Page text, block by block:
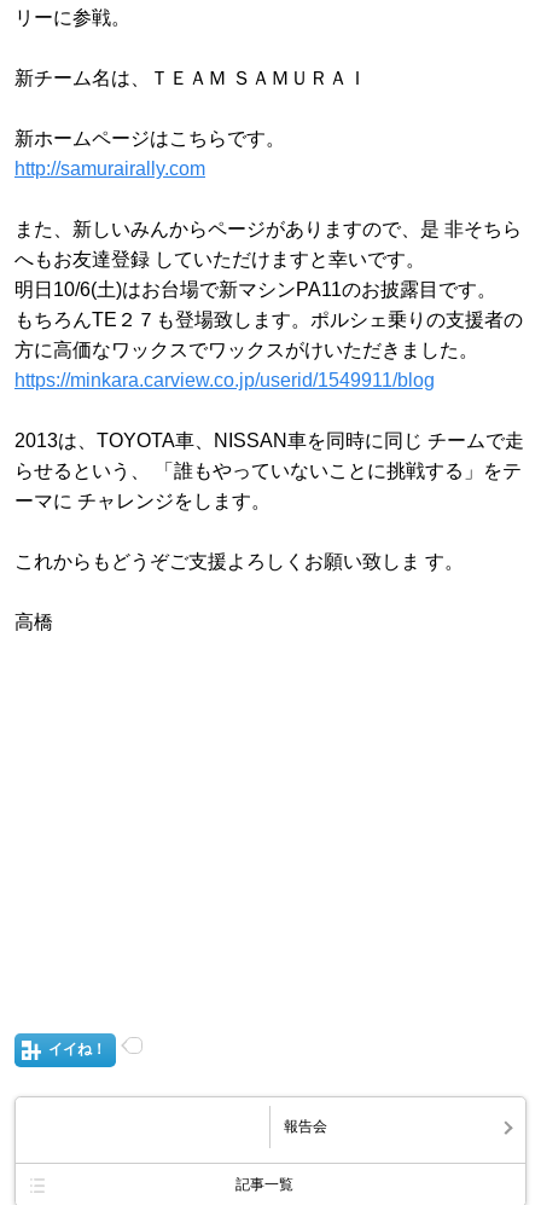
リーに参戦。
新チーム名は、ＴＥＡＭ ＳＡＭＵＲＡＩ
新ホームページはこちらです。
http://samurairally.com
また、新しいみんからページがありますので、是 非そちら
へもお友達登録 していただけますと幸いです。
明日10/6(土)はお台場で新マシンPA11のお披露目です。
もちろんTE２７も登場致します。ポルシェ乗りの支援者の
方に高価なワックスでワックスがけいただきました。
https://minkara.carview.co.jp/userid/1549911/blog
2013は、TOYOTA車、NISSAN車を同時に同じ チームで走
らせるという、 「誰もやっていないことに挑戦する」をテ
ーマに チャレンジをします。
これからもどうぞご支援よろしくお願い致しま す。
高橋
イイね！
報告会
記事一覧